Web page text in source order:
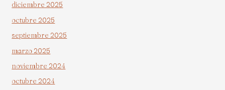
diciembre 2025
octubre 2025
septiembre 2025
marzo 2025
noviembre 2024
octubre 2024